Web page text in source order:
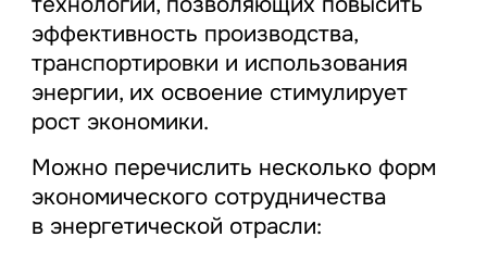
эффективность производства,
транспортировки и использования
энергии, их освоение стимулирует
рост экономики.
Можно перечислить несколько форм
экономического сотрудничества
в энергетической отрасли: